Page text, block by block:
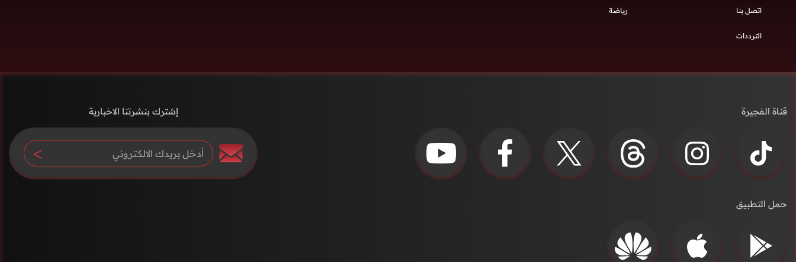
اتصل بنا
الترددات
رياضة
قناة الفجيرة
حمل التطبيق
إشترك بنشرتنا الاخبارية